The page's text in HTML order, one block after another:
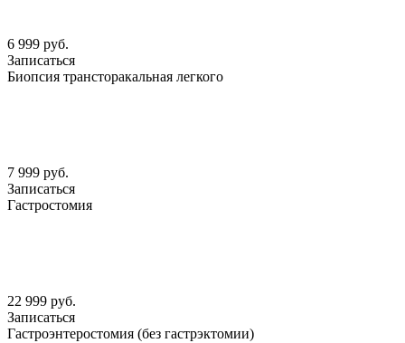
6 999 руб.
Записаться
Биопсия трансторакальная легкого
7 999 руб.
Записаться
Гастростомия
22 999 руб.
Записаться
Гастроэнтеростомия (без гастрэктомии)